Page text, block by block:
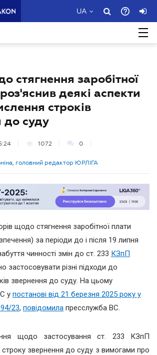
UA
стягнення заробітної
деякі аспекти
строків
до суду
1072 0
головний редактор ЮРЛІГА
щодо стягнення заробітної плати
за періоди до і після 19 липня
чинності змін до ст. 233 КЗпП
застосовувати різні підходи до
звернення до суду. На цьому
у постанові від 21 березня 2025 року у
23, повідомила пресслужба ВС.
щодо застосування ст. 233 КЗпП
строку звернення до суду з вимогами про